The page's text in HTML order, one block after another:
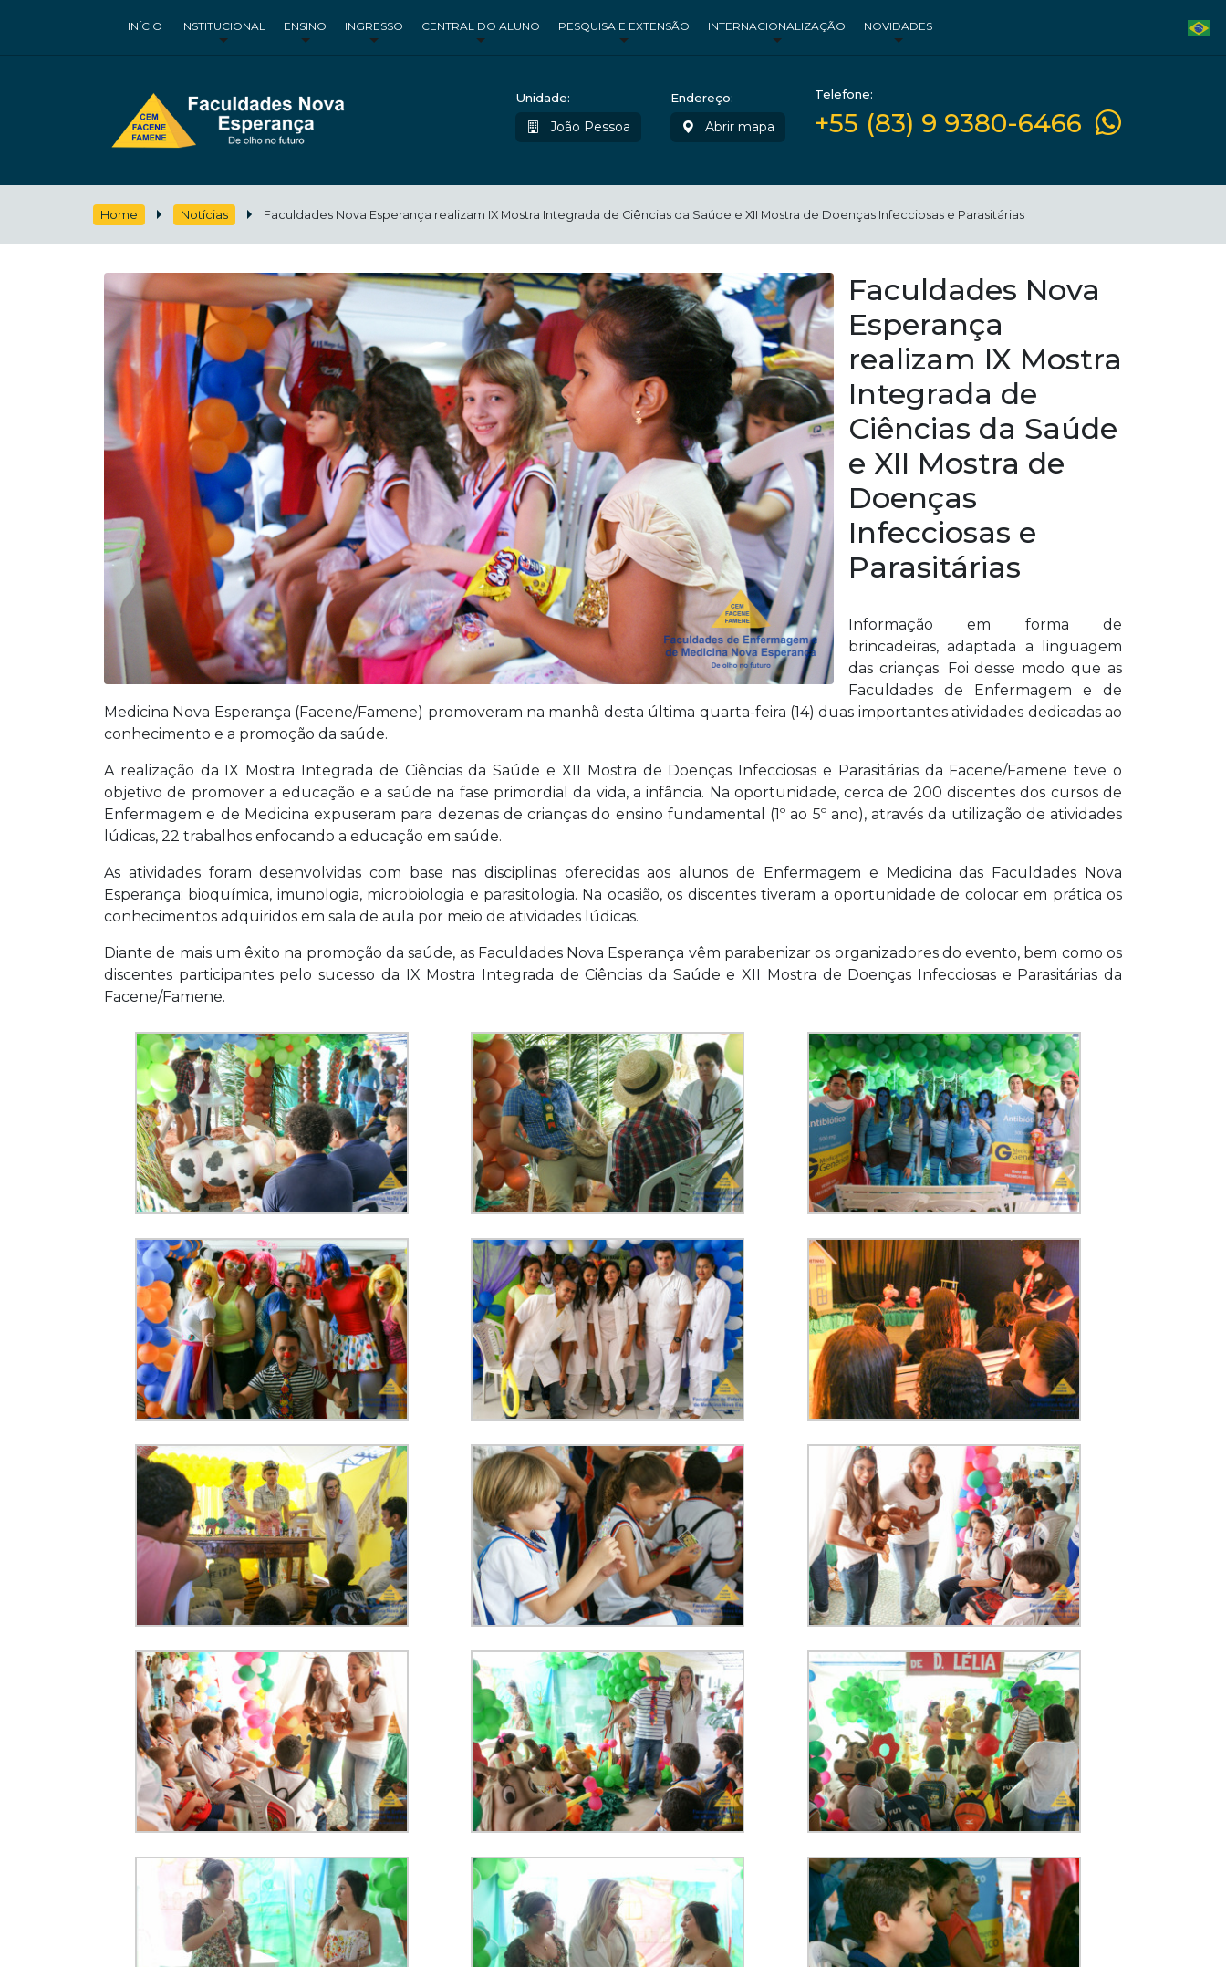
INÍCIO INSTITUCIONAL ENSINO INGRESSO CENTRAL DO ALUNO PESQUISA E EXTENSÃO INTERNACIONALIZAÇÃO NOVIDADES
Unidade:
João Pessoa
Endereço:
Abrir mapa
Telefone:
+55 (83) 9 9380-6466
Home Notícias Faculdades Nova Esperança realizam IX Mostra Integrada de Ciências da Saúde e XII Mostra de Doenças Infecciosas e Parasitárias
Faculdades Nova
Esperança
realizam IX Mostra
Integrada de
Ciências da Saúde
e XII Mostra de
Doenças
Infecciosas e
Parasitárias
Informação em forma de
brincadeiras, adaptada a linguagem
das crianças. Foi desse modo que as
Faculdades de Enfermagem e de
Medicina Nova Esperança (Facene/Famene) promoveram na manhã desta última quarta-feira (14) duas importantes atividades dedicadas ao
conhecimento e a promoção da saúde.
A realização da IX Mostra Integrada de Ciências da Saúde e XII Mostra de Doenças Infecciosas e Parasitárias da Facene/Famene teve o
objetivo de promover a educação e a saúde na fase primordial da vida, a infância. Na oportunidade, cerca de 200 discentes dos cursos de
Enfermagem e de Medicina expuseram para dezenas de crianças do ensino fundamental (1º ao 5º ano), através da utilização de atividades
lúdicas, 22 trabalhos enfocando a educação em saúde.
As atividades foram desenvolvidas com base nas disciplinas oferecidas aos alunos de Enfermagem e Medicina das Faculdades Nova
Esperança: bioquímica, imunologia, microbiologia e parasitologia. Na ocasião, os discentes tiveram a oportunidade de colocar em prática os
conhecimentos adquiridos em sala de aula por meio de atividades lúdicas.
Diante de mais um êxito na promoção da saúde, as Faculdades Nova Esperança vêm parabenizar os organizadores do evento, bem como os
discentes participantes pelo sucesso da IX Mostra Integrada de Ciências da Saúde e XII Mostra de Doenças Infecciosas e Parasitárias da
Facene/Famene.